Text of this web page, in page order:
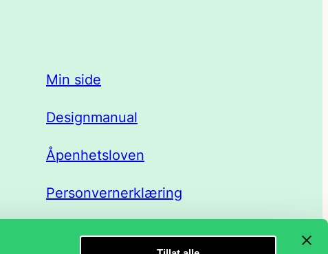
Min side
Designmanual
Åpenhetsloven
Personvernerklæring